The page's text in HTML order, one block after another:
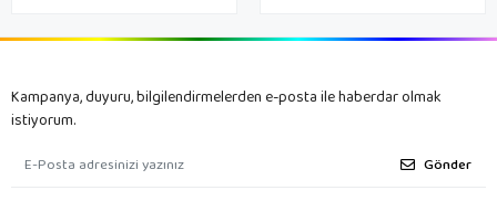
Kampanya, duyuru, bilgilendirmelerden e-posta ile haberdar olmak
istiyorum.
Gönder